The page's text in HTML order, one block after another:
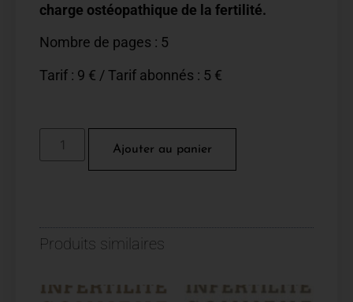
charge ostéopathique de la fertilité.
Nombre de pages : 5
Tarif : 9 € / Tarif abonnés : 5 €
Ajouter au panier
Produits similaires